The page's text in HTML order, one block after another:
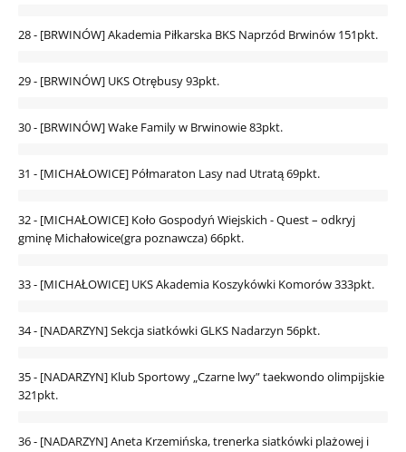
28 - [BRWINÓW] Akademia Piłkarska BKS Naprzód Brwinów 151pkt.
29 - [BRWINÓW] UKS Otrębusy93pkt.
30 - [BRWINÓW] Wake Family w Brwinowie83pkt.
31 - [MICHAŁOWICE] Półmaraton Lasy nad Utratą69pkt.
32 - [MICHAŁOWICE] Koło Gospodyń Wiejskich - Quest – odkryj
gminę Michałowice(gra poznawcza)66pkt.
33 - [MICHAŁOWICE] UKS Akademia Koszykówki Komorów333pkt.
34 - [NADARZYN] Sekcja siatkówki GLKS Nadarzyn 56pkt.
35 - [NADARZYN] Klub Sportowy „Czarne lwy” taekwondo olimpijskie
321pkt.
36 - [NADARZYN] Aneta Krzemińska, trenerka siatkówki plażowej i